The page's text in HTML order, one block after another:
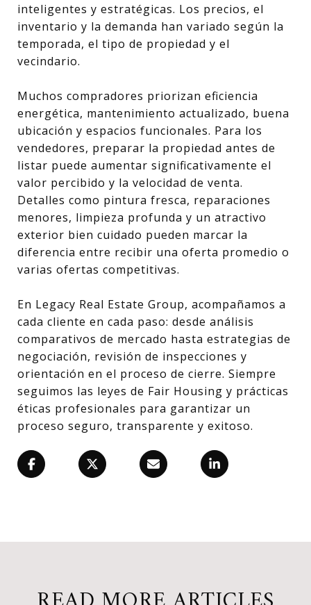
inteligentes y estratégicas. Los precios, el
inventario y la demanda han variado según la
temporada, el tipo de propiedad y el
vecindario.
Muchos compradores priorizan eficiencia
energética, mantenimiento actualizado, buena
ubicación y espacios funcionales. Para los
vendedores, preparar la propiedad antes de
listar puede aumentar significativamente el
valor percibido y la velocidad de venta.
Detalles como pintura fresca, reparaciones
menores, limpieza profunda y un atractivo
exterior bien cuidado pueden marcar la
diferencia entre recibir una oferta promedio o
varias ofertas competitivas.
En Legacy Real Estate Group, acompañamos a
cada cliente en cada paso: desde análisis
comparativos de mercado hasta estrategias de
negociación, revisión de inspecciones y
orientación en el proceso de cierre. Siempre
seguimos las leyes de Fair Housing y prácticas
éticas profesionales para garantizar un
proceso seguro, transparente y exitoso.